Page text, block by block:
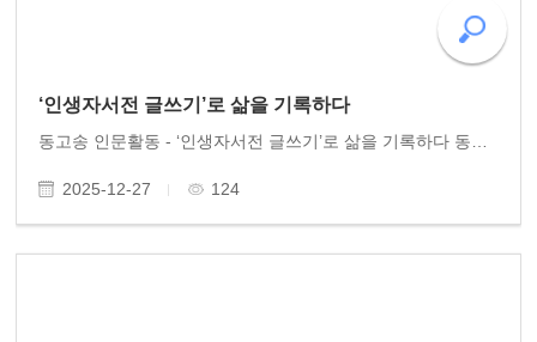
‘인생자서전 글쓰기’로 삶을 기록하다
2025-12-27 124